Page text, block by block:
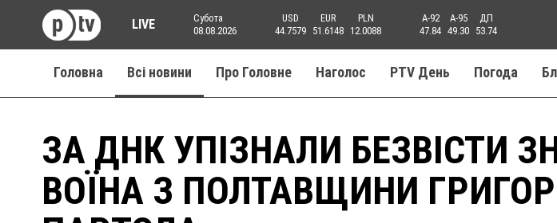
LIVE
Субота
08.08.2026
USD
44.7579
EUR
51.6148
PLN
12.0088
A-92
47.84
A-95
49.30
ДП
53.74
Головна Всі новини Про Головне Наголос PTV День Погода
ЗА ДНК УПІЗНАЛИ БЕЗВІСТИ
ВОЇНА З ПОЛТАВЩИНИ